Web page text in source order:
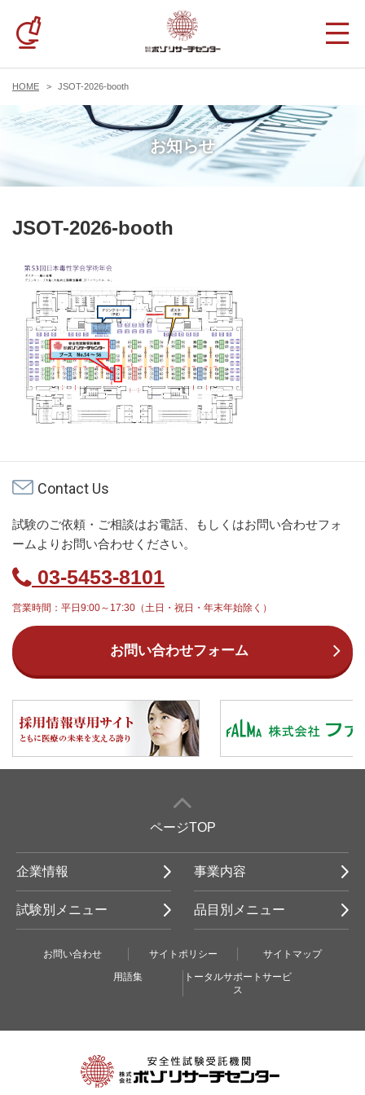
HOME JSOT-2026-booth
お知らせ
JSOT-2026-booth
Contact Us
試験のご依頼・ご相談はお電話、もしくはお問い合わせフォ
ームよりお問い合わせください。
03-5453-8101
営業時間：平日9:00～17:30（土日・祝日・年末年始除く）
お問い合わせフォーム
ページTOP
企業情報 事業内容
試験別メニュー 品目別メニュー
お問い合わせ サイトポリシー
サイトマップ
用語集
トータルサポートサービ
ス